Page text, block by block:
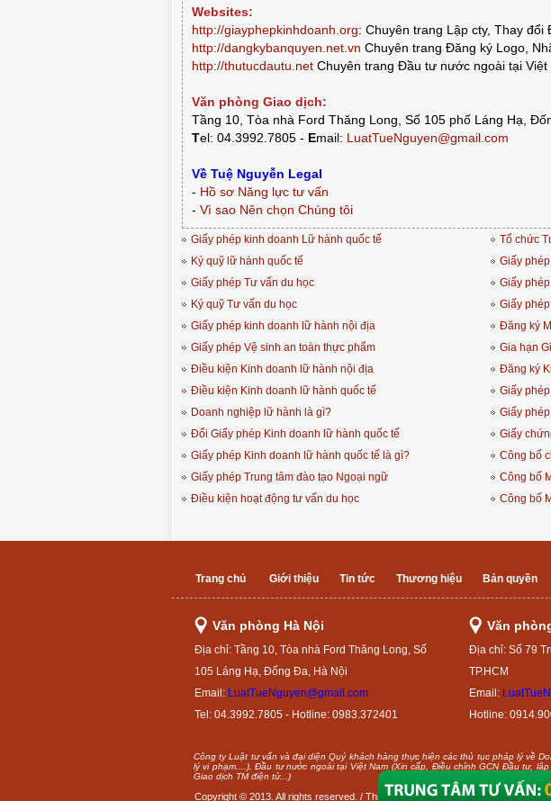
Websites:
http://giayphepkinhdoanh.org: Chuyên trang Lập cty, Thay đổi
http://dangkybanquyen.net.vn Chuyên trang Đăng ký Logo,
http://thutucdautu.net Chuyên trang Đầu tư nước ngoài tại Việt
Văn phòng Giao dịch:
Tầng 10, Tòa nhà Ford Thăng Long, Số 105 phố Láng Hạ,
Tel: 04.3992.7805 - Email: LuatTueNguyen@gmail.com
Về Tuệ Nguyễn Legal
- Hồ sơ Năng lực tư vấn
- Vì sao Nên chọn Chúng tôi
Giấy phép kinh doanh Lữ hành quốc tế
Ký quỹ lữ hành quốc tế
Giấy phép Tư vấn du học
Ký quỹ Tư vấn du học
Giấy phép kinh doanh lữ hành nội địa
Giấy phép Vệ sinh an toàn thực phẩm
Điều kiện Kinh doanh lữ hành nội địa
Điều kiện Kinh doanh lữ hành quốc tế
Doanh nghiệp lữ hành là gì?
Đổi Giấy phép Kinh doanh lữ hành quốc tế
Giấy phép Kinh doanh lữ hành quốc tế là gì?
Giấy phép Trung tâm đào tạo Ngoại ngữ
Điều kiện hoạt động tư vấn du học
Tổ chức
Giấy
Giấy
Giấy
Đăng ký
Gia hạn
Đăng ký
Giấy
Giấy
Giấy
Công bố
Công bố
Công bố
Trang chủ Giới thiệu Tin tức Thương hiệu Bản quyền
Văn phòng Hà Nội
Địa chỉ: Tầng 10, Tòa nhà Ford Thăng Long, Số
105 Láng Hạ, Đống Đa, Hà Nội
Email: LuatTueNguyen@gmail.com
Tel: 04.3992.7805 - Hotline: 0983.372401
Văn
Địa chỉ: Số 79
TP.HCM
Email:
Hotline:
Công ty Luật tư vấn và đại diện Quý khách hàng thực hiện các thủ tục pháp lý về
lý vi phạm....), Đầu tư nước ngoài tại Việt Nam (Xin cấp, Điều chỉnh GCN Đầu tư,
Giao dịch TM điện tử...)
Copyright © 2013. All rights reserved. / Thiết kế webHTSB